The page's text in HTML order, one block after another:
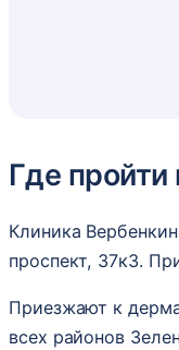
Где
Клиника
проспект, 37к3.
Приезжают к
всех районов